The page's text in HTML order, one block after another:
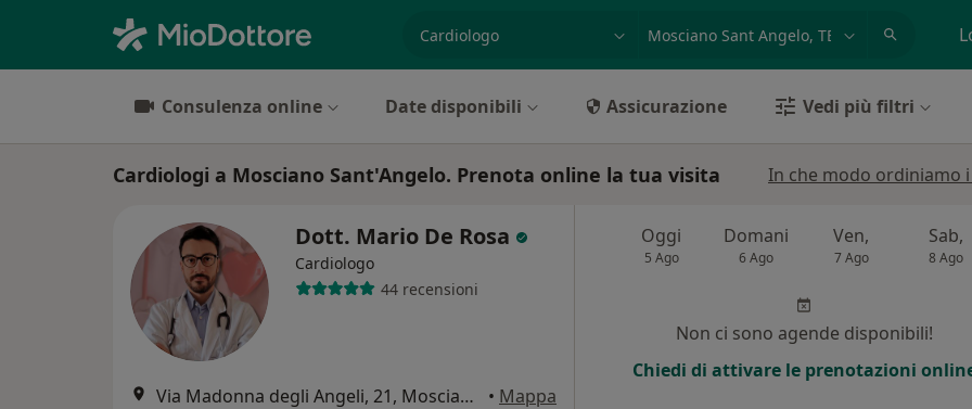
Consulenza online Date disponibili Assicurazione Vedi più filtri
Cardiologi a Mosciano Sant'Angelo. Prenota online la tua visita In che modo ordiniamo
Dott. Mario De Rosa
Cardiologo
44 recensioni
Via Madonna degli Angeli, 21, Mosciano Sant'Angelo • Mappa
Oggi
5 Ago
Domani
6 Ago
Ven,
7 Ago
Sab,
8 Ago
Non ci sono agende disponibili!
Chiedi di attivare le prenotazioni